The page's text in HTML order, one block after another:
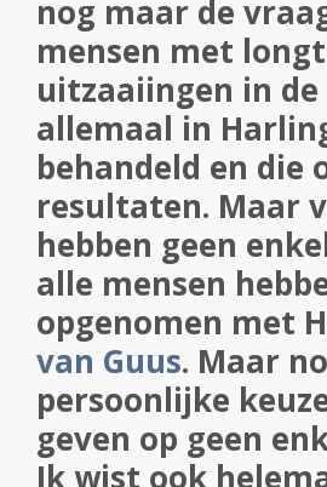
nog maar de
mensen met
uitzaaiingen in
allemaal in
behandeld en die
resultaten. Maar
hebben geen
alle mensen
opgenomen met
van Guus. Maar
persoonlijke
geven op geen
Ik wist ook